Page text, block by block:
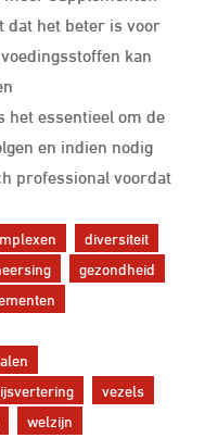
dat het beter is voor
kan
het essentieel om de
en indien nodig
professional voordat
diversiteit
gezondheid
vezels
welzijn